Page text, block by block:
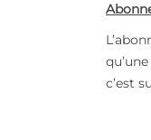
c’est